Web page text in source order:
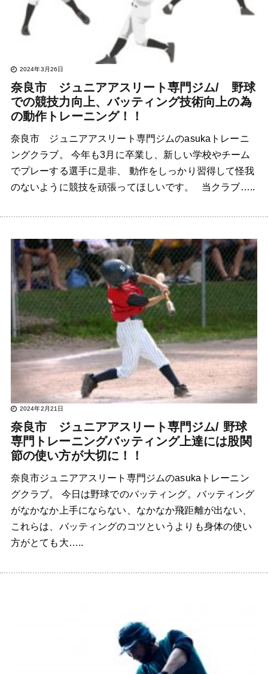
2024年3月26日
奈良市 ジュニアアスリート専門ジム/ 野球
での競技力向上、バッティング技術向上の為
の動作トレーニング！！
奈良市 ジュニアアスリート専門ジムのasukaトレーニ
ングクラブ。 今年も3月に卒業し、新しい学校やチーム
でプレーする選手に是非、 動作をしっかり習得して怪我
のないように競技を頑張ってほしいです。 当クラブ…..
2024年2月21日
奈良市 ジュニアアスリート専門ジム/ 野球
専門トレーニングバッティング上達には股関
節の使い方が大切に！！
奈良市ジュニアアスリート専門ジムのasukaトレーニン
グクラブ。 今日は野球でのバッティング。バッティング
がなかなか上手にならない、なかなか飛距離が出ない、
これらは、バッティングのコツというよりも身体の使い
方がとても大…..